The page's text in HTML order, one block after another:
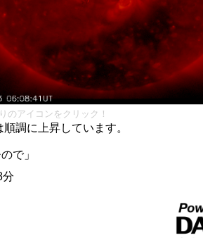
のアイコンをクリック！
調に上昇しています。
ので」
分